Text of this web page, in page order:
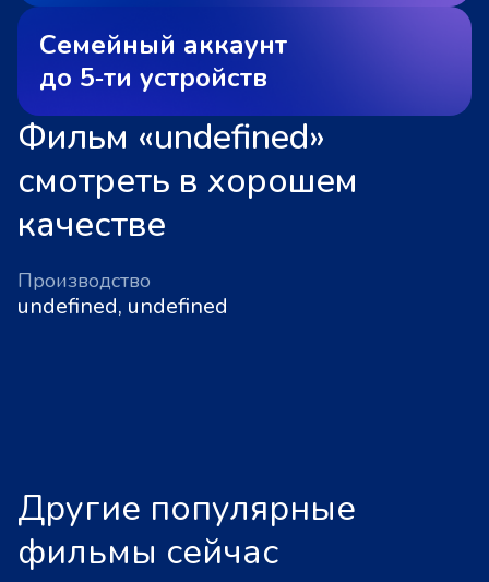
Семейный аккаунт
до 5‑ти устройств
Фильм «undefined»
смотреть в хорошем
качестве
Производство
undefined, undefined
Другие популярные
фильмы сейчас